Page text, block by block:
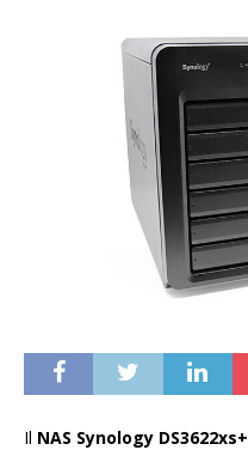
Il NAS Synology DS3622xs+